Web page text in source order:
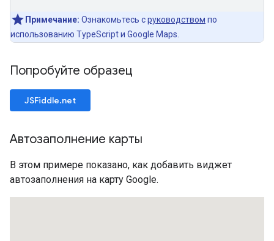
Примечание: Ознакомьтесь сруководством по
использованию TypeScript и Google Maps.
Попробуйте образец
JSFiddle.net
Автозаполнение карты
В этом примере показано, как добавить виджет
автозаполнения на карту Google.